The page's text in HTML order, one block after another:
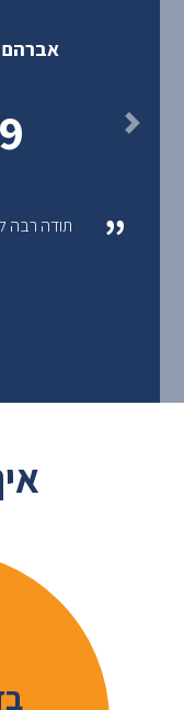
אברהם
“
תודה רבה